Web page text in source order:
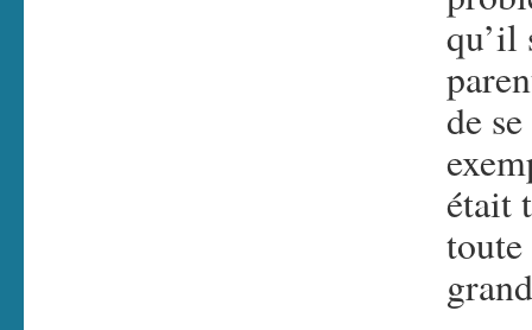
qu’il
de
était